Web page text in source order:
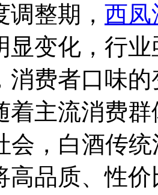
整期， 西凤
显变化，行
消费者口味
着主流消费
会，白酒传
高品质、性